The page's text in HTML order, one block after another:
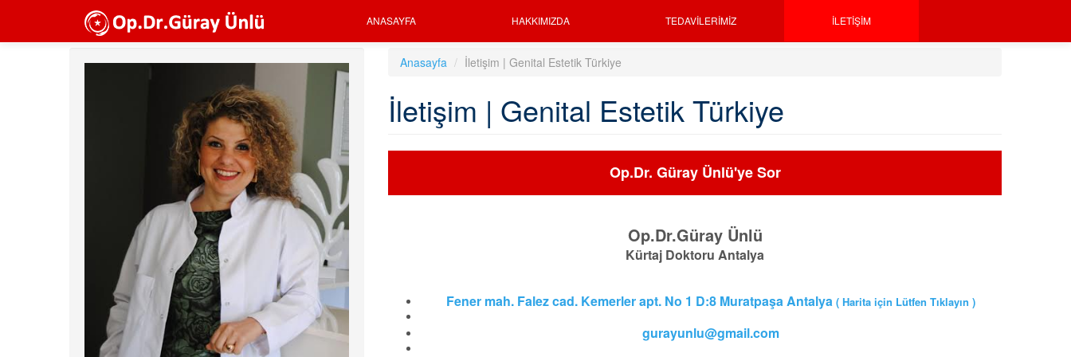
atla
ANASAYFA HAKKIMIZDA TEDAVILERIMIZ İLETIŞIM
Anasayfa İletişim | Genital Estetik Türkiye
İletişim | Genital Estetik Türkiye
Op.Dr. Güray Ünlü'ye Sor
Op.Dr.Güray Ünlü
Kürtaj Doktoru Antalya
Fener mah. Falez cad. Kemerler apt. No 1 D:8 Muratpaşa Antalya ( Harita için Lütfen Tıklayın )
gurayunlu@gmail.com